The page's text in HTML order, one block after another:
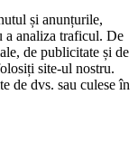
și anunțurile,
a analiza traficul. De
de publicitate și de
site-ul nostru.
de dvs. sau culese în